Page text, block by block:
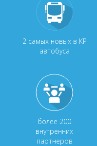
2 самых новых в КР
автобуса
более 200
внутренних
партнеров